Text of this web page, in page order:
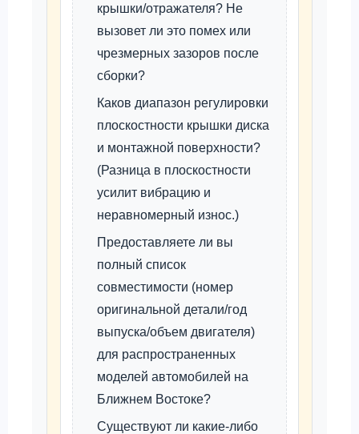
крышки/отражателя? Не
вызовет ли это помех или
чрезмерных зазоров после
сборки?
Каков диапазон регулировки
плоскостности крышки диска
и монтажной поверхности?
(Разница в плоскостности
усилит вибрацию и
неравномерный износ.)
Предоставляете ли вы
полный список
совместимости (номер
оригинальной детали/год
выпуска/объем двигателя)
для распространенных
моделей автомобилей на
Ближнем Востоке?
Существуют ли какие-либо